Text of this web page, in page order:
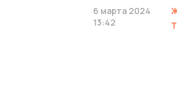
6 марта 2024
13:42